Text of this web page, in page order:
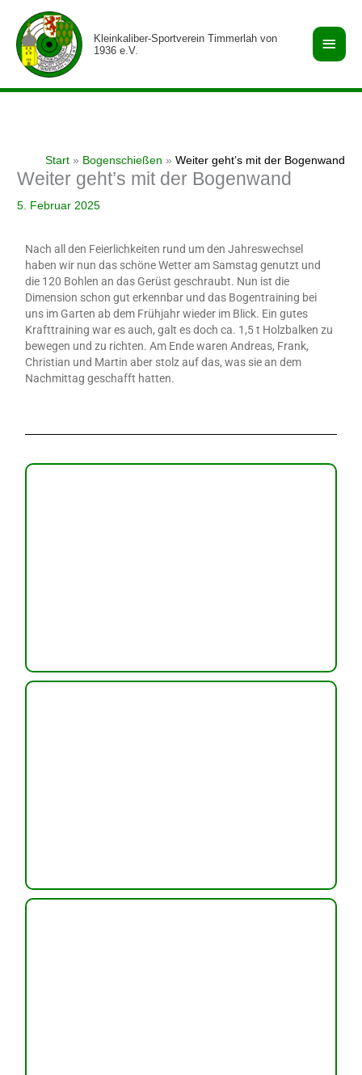
Inhalt
springen
Kleinkaliber-Sportverein Timmerlah von
1936 e.V.
Start Bogenschießen Weiter geht’s mit der Bogenwand
Weiter geht’s mit der Bogenwand
5. Februar 2025
Nach all den Feierlichkeiten rund um den Jahreswechsel
haben wir nun das schöne Wetter am Samstag genutzt und
die 120 Bohlen an das Gerüst geschraubt. Nun ist die
Dimension schon gut erkennbar und das Bogentraining bei
uns im Garten ab dem Frühjahr wieder im Blick. Ein gutes
Krafttraining war es auch, galt es doch ca. 1,5 t Holzbalken zu
bewegen und zu richten. Am Ende waren Andreas, Frank,
Christian und Martin aber stolz auf das, was sie an dem
Nachmittag geschafft hatten.